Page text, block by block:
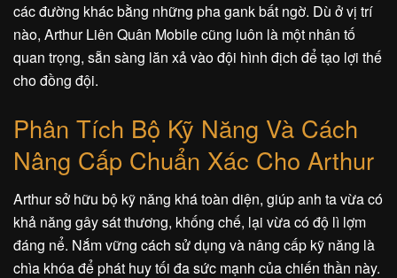
các đường khác bằng những pha gank bất ngờ. Dù ở vị trí
nào, Arthur Liên Quân Mobile cũng luôn là một nhân tố
quan trọng, sẵn sàng lăn xả vào đội hình địch để tạo lợi thế
cho đồng đội.
Phân Tích Bộ Kỹ Năng Và Cách
Nâng Cấp Chuẩn Xác Cho Arthur
Arthur sở hữu bộ kỹ năng khá toàn diện, giúp anh ta vừa có
khả năng gây sát thương, khống chế, lại vừa có độ lì lợm
đáng nể. Nắm vững cách sử dụng và nâng cấp kỹ năng là
chìa khóa để phát huy tối đa sức mạnh của chiến thần này.